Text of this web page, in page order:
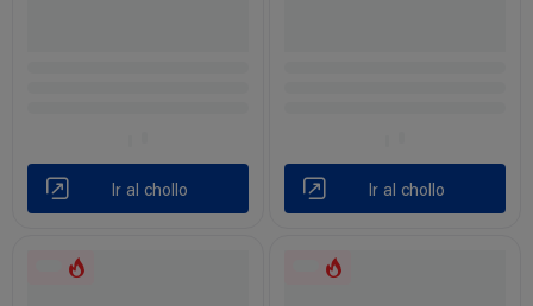
Ir al chollo Ir al chollo